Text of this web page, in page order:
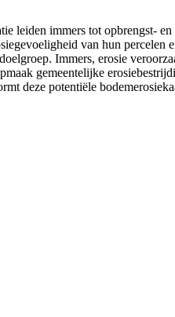
leiden immers tot opbrengst-
van hun percelen
Immers, erosie
gemeentelijke
deze potentiële